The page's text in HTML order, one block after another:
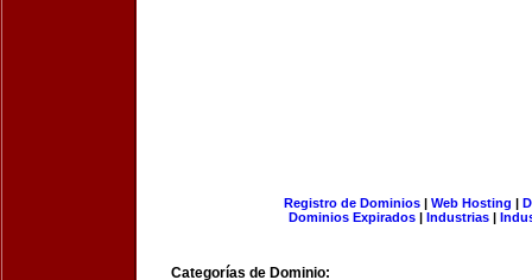
Registro de Dominios| Web Hosting |
Dominios Expirados | Industrias |
Categorías de Dominio: